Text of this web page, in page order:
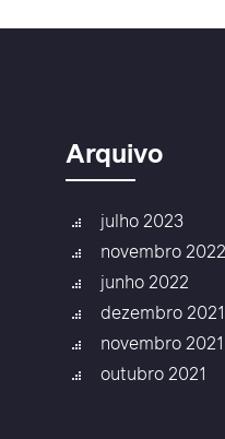
Arquivo
julho 2023
novembro 2022
junho 2022
dezembro 2021
novembro 2021
outubro 2021